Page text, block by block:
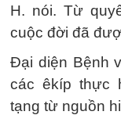
H. nói. Từ
cuộc đời đã
Đại diện Bệnh
các êkíp thực
tạng từ nguồn